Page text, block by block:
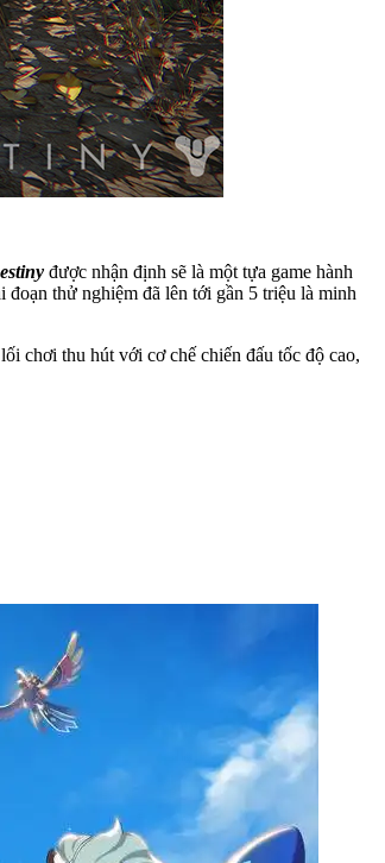
được nhận định sẽ là một tựa game hành
thử nghiệm đã lên tới gần 5 triệu là minh
chơi thu hút với cơ chế chiến đấu tốc độ cao,